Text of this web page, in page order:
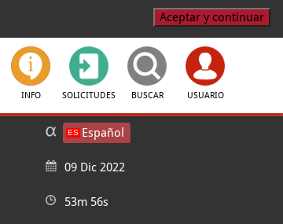
Aceptar y continuar
INFO SOLICITUDES BUSCAR USUARIO
Español
09 Dic 2022
53m 56s